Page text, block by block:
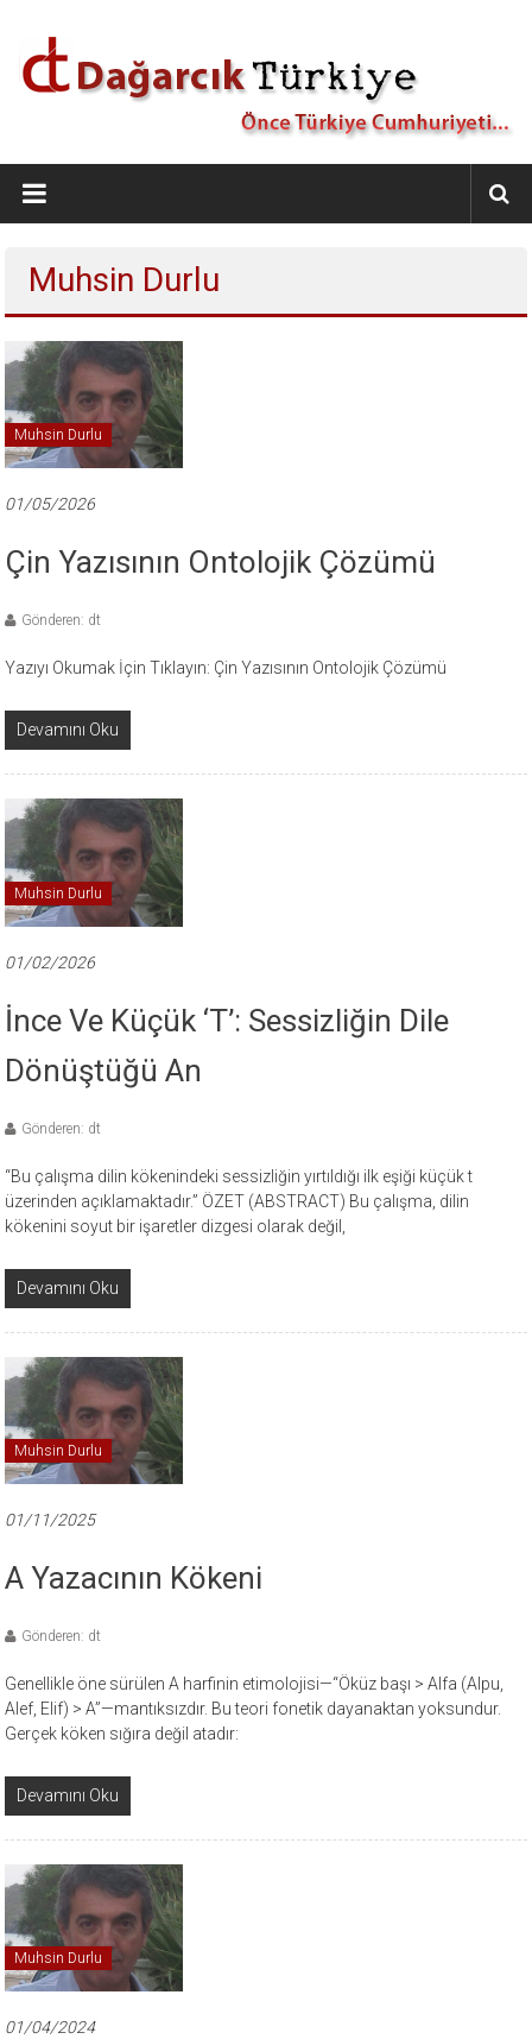
Dağarcık
Türkiye
Türkiye
Cumhuriyeti…
Muhsin Durlu
Muhsin Durlu
01/05/2026
Çin Yazısının Ontolojik Çözümü
Gönderen: dt
Yazıyı Okumak İçin Tıklayın: Çin Yazısının Ontolojik Çözümü
Devamını Oku
Muhsin Durlu
01/02/2026
İnce Ve Küçük ‘t’: Sessizliğin Dile
Dönüştüğü An
Gönderen: dt
“Bu çalışma dilin kökenindeki sessizliğin yırtıldığı ilk eşiği küçük t
üzerinden açıklamaktadır.” ÖZET (ABSTRACT) Bu çalışma, dilin
kökenini soyut bir işaretler dizgesi olarak değil,
Devamını Oku
Muhsin Durlu
01/11/2025
A Yazacının Kökeni
Gönderen: dt
Genellikle öne sürülen A harfinin etimolojisi—“Öküz başı > Alfa (Alpu,
Alef, Elif) > A”—mantıksızdır. Bu teori fonetik dayanaktan yoksundur.
Gerçek köken sığıra değil atadır:
Devamını Oku
Muhsin Durlu
01/04/2024